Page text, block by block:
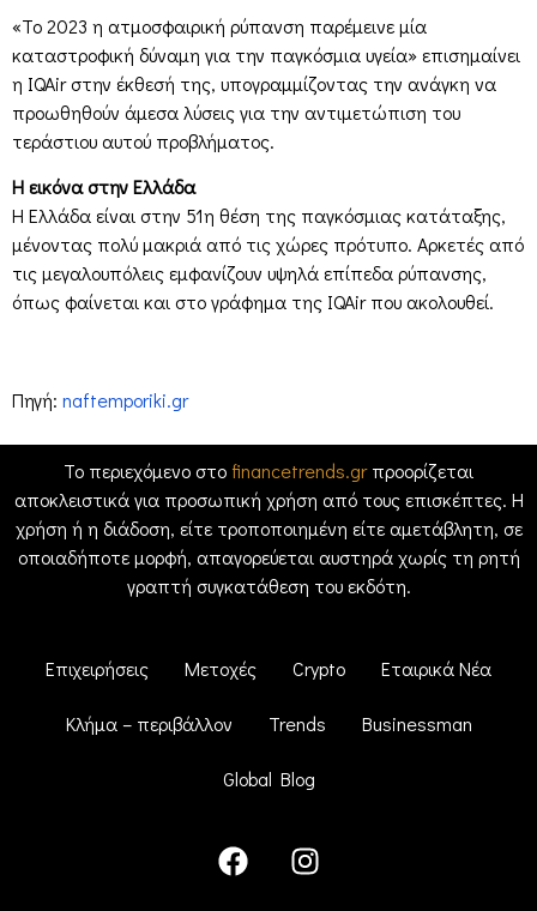
«Το 2023 η ατμοσφαιρική ρύπανση παρέμεινε μία
καταστροφική δύναμη για την παγκόσμια υγεία» επισημαίνει
η IQAir στην έκθεσή της, υπογραμμίζοντας την ανάγκη να
προωθηθούν άμεσα λύσεις για την αντιμετώπιση του
τεράστιου αυτού προβλήματος.
Η εικόνα στην Ελλάδα
H Ελλάδα είναι στην 51η θέση της παγκόσμιας κατάταξης,
μένοντας πολύ μακριά από τις χώρες πρότυπο. Αρκετές από
τις μεγαλουπόλεις εμφανίζουν υψηλά επίπεδα ρύπανσης,
όπως φαίνεται και στο γράφημα της IQAir που ακολουθεί.
Πηγή: naftemporiki.gr
Το περιεχόμενο στο financetrends.grπροορίζεται
αποκλειστικά για προσωπική χρήση από τους επισκέπτες. Η
χρήση ή η διάδοση, είτε τροποποιημένη είτε αμετάβλητη, σε
οποιαδήποτε μορφή, απαγορεύεται αυστηρά χωρίς τη ρητή
γραπτή συγκατάθεση του εκδότη.
Επιχειρήσεις Μετοχές Crypto Εταιρικά Νέα
Κλήμα – περιβάλλον Trends Businessman
Global Blog